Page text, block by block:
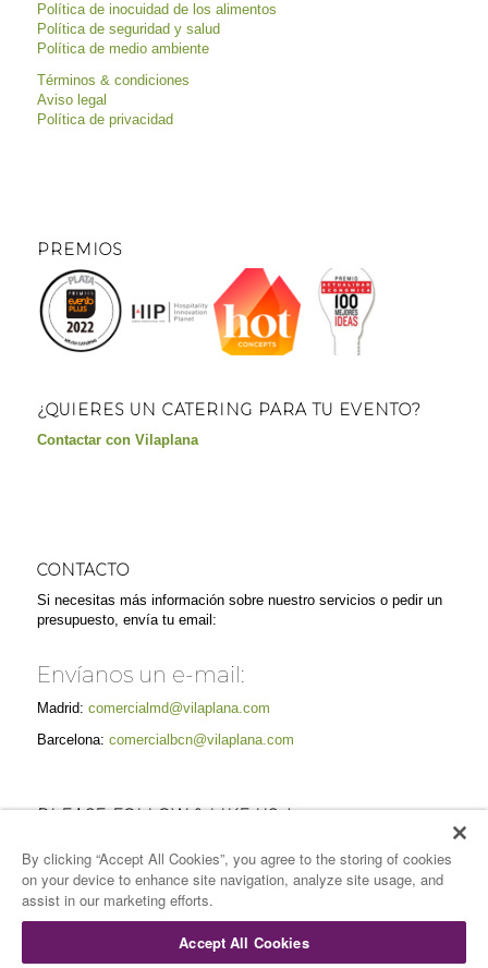
Política de inocuidad de los alimentos
Política de seguridad y salud
Política de medio ambiente
Términos & condiciones
Aviso legal
Política de privacidad
PREMIOS
¿QUIERES UN CATERING PARA TU EVENTO?
Contactar con Vilaplana
CONTACTO
Si necesitas más información sobre nuestro servicios o pedir un
presupuesto, envía tu email:
Envíanos un e-mail:
Madrid: comercialmd@vilaplana.com
Barcelona: comercialbcn@vilaplana.com
PLEASE FOLLOW & LIKE US :)
By clicking “Accept All Cookies”, you agree to the storing of cookies
on your device to enhance site navigation, analyze site usage, and
assist in our marketing efforts.
Accept All Cookies